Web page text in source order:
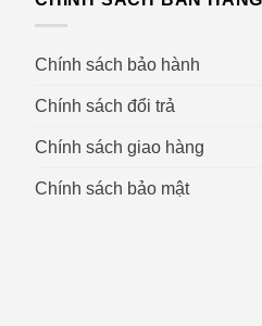
Chính sách bảo hành
Chính sách đổi trả
Chính sách giao hàng
Chính sách bảo mật